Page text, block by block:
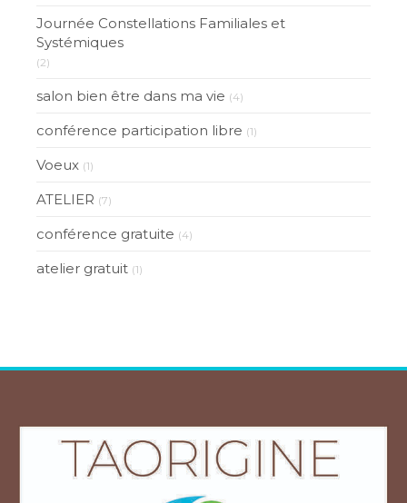
Journée Constellations Familiales et
Systémiques
(2)
salon bien être dans ma vie (4)
conférence participation libre (1)
Voeux (1)
ATELIER (7)
conférence gratuite (4)
atelier gratuit (1)